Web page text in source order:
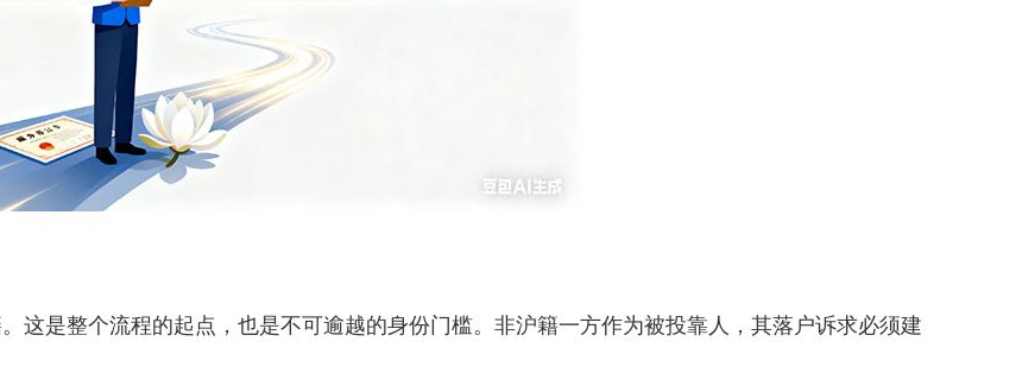
是整个流程的起点，也是不可逾越的身份门槛。非沪籍一方作为被投靠人，其落户诉求必须建